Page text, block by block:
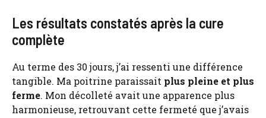
Les résultats constatés après la cure
complète
Au terme des 30 jours, j’ai ressenti une différence
tangible. Ma poitrine paraissait plus pleine et plus
ferme. Mon décolleté avait une apparence plus
harmonieuse, retrouvant cette fermeté que j’avais